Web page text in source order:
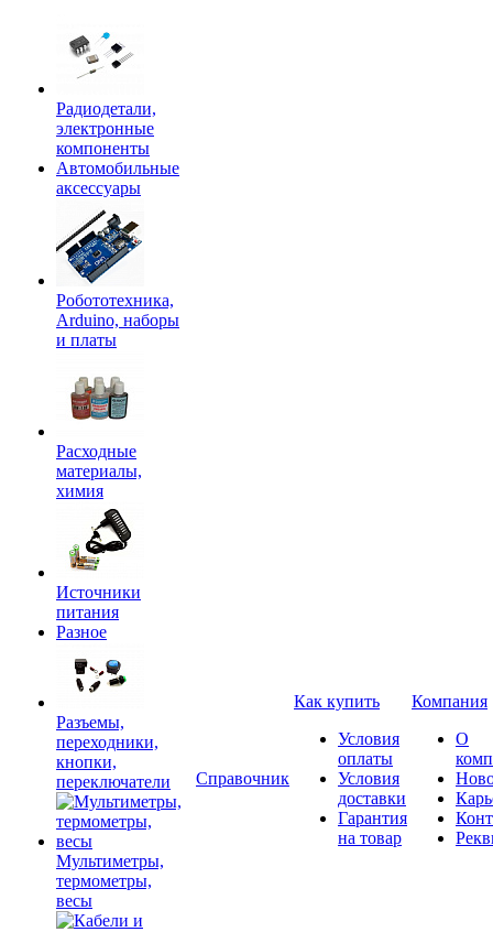
Радиодетали,
электронные
компоненты
Автомобильные
аксессуары
Робототехника,
Arduino, наборы
и платы
Расходные
материалы,
химия
Источники
питания
Разное
Разъемы,
переходники,
кнопки,
переключатели
Мультиметры,
термометры,
весы
Справочник
Как купить
Условия
оплаты
Условия
доставки
Гарантия
на товар
Компания
О